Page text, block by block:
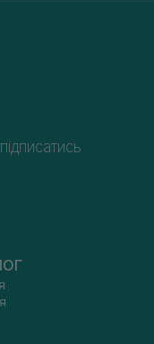
підписатись